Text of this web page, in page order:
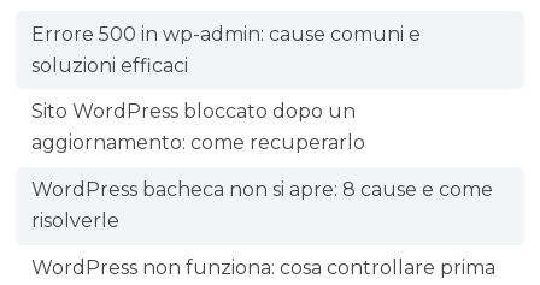
Errore 500 in wp-admin: cause comuni e
soluzioni efficaci
Sito WordPress bloccato dopo un
aggiornamento: come recuperarlo
WordPress bacheca non si apre: 8 cause e come
risolverle
WordPress non funziona: cosa controllare prima